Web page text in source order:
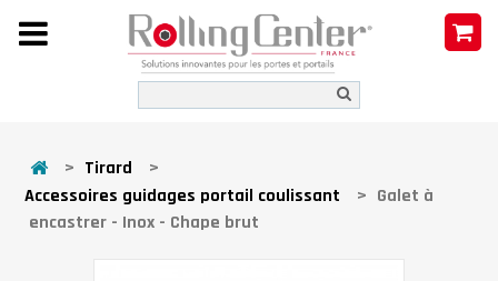
> Tirard
>
Accessoires guidages portail coulissant
> Galet à
encastrer - Inox - Chape brut